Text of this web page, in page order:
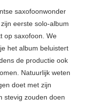
saxofoonwonder
eerste solo-album
op saxofoon. We
het album beluistert
de productie ook
Natuurlijk weten
doet met zijn
stevig zouden doen